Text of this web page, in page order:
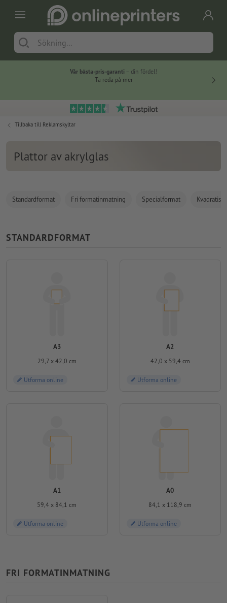
Vår bästa-pris-garanti – din fördel!
Ta reda på mer
Tillbaka till Reklamskyltar
Plattor av akrylglas
Standardformat Fri formatinmatning Specialformat
STANDARDFORMAT
A3
29,7 x 42,0 cm
Utforma online
A2
42,0 x 59,4 cm
Utforma online
A1
59,4 x 84,1 cm
Utforma online
A0
84,1 x 118,9 cm
Utforma online
FRI FORMATINMATNING